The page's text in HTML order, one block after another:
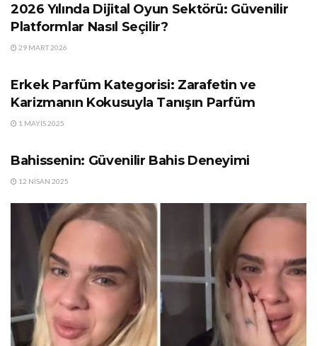
2026 Yılında Dijital Oyun Sektörü: Güvenilir
Platformlar Nasıl Seçilir?
29 MART 2026
Erkek Parfüm Kategorisi: Zarafetin ve
Karizmanın Kokusuyla Tanışın Parfüm
1 MAYIS 2025
Bahissenin: Güvenilir Bahis Deneyimi
12 NISAN 2025